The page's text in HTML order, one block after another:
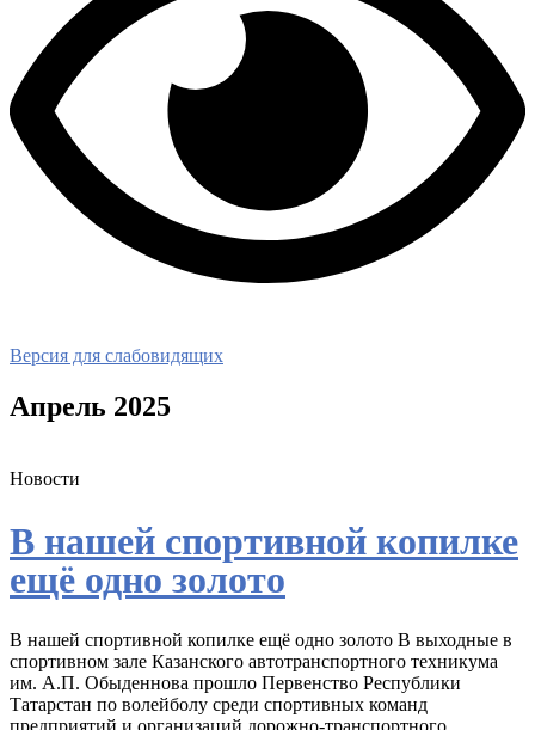
Версия для слабовидящих
Апрель 2025
Новости
В нашей спортивной копилке
ещё одно золото
В нашей спортивной копилке ещё одно золото В выходные в
спортивном зале Казанского автотранспортного техникума
им. А.П. Обыденнова прошло Первенство Республики
Татарстан по волейболу среди спортивных команд